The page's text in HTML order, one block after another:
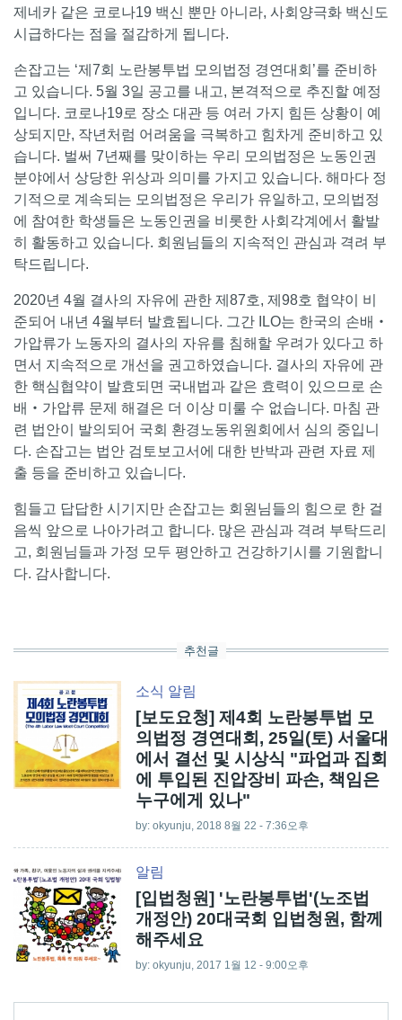
제네카 같은 코로나19 백신 뿐만 아니라, 사회양극화 백신도
시급하다는 점을 절감하게 됩니다.
손잡고는 ‘제7회 노란봉투법 모의법정 경연대회’를 준비하
고 있습니다. 5월 3일 공고를 내고, 본격적으로 추진할 예정
입니다. 코로나19로 장소 대관 등 여러 가지 힘든 상황이 예
상되지만, 작년처럼 어려움을 극복하고 힘차게 준비하고 있
습니다. 벌써 7년째를 맞이하는 우리 모의법정은 노동인권
분야에서 상당한 위상과 의미를 가지고 있습니다. 해마다 정
기적으로 계속되는 모의법정은 우리가 유일하고, 모의법정
에 참여한 학생들은 노동인권을 비롯한 사회각계에서 활발
히 활동하고 있습니다. 회원님들의 지속적인 관심과 격려 부
탁드립니다.
2020년 4월 결사의 자유에 관한 제87호, 제98호 협약이 비
준되어 내년 4월부터 발효됩니다. 그간 ILO는 한국의 손배‧
가압류가 노동자의 결사의 자유를 침해할 우려가 있다고 하
면서 지속적으로 개선을 권고하였습니다. 결사의 자유에 관
한 핵심협약이 발효되면 국내법과 같은 효력이 있으므로 손
배‧가압류 문제 해결은 더 이상 미룰 수 없습니다. 마침 관
련 법안이 발의되어 국회 환경노동위원회에서 심의 중입니
다. 손잡고는 법안 검토보고서에 대한 반박과 관련 자료 제
출 등을 준비하고 있습니다.
힘들고 답답한 시기지만 손잡고는 회원님들의 힘으로 한 걸
음씩 앞으로 나아가려고 합니다. 많은 관심과 격려 부탁드리
고, 회원님들과 가정 모두 평안하고 건강하기시를 기원합니
다. 감사합니다.
추천글
소식 알림
[보도요청] 제4회 노란봉투법 모
의법정 경연대회, 25일(토) 서울대
에서 결선 및 시상식 "파업과 집회
에 투입된 진압장비 파손, 책임은
누구에게 있나"
by: okyunju, 2018 8월 22 - 7:36오후
알림
[입법청원] '노란봉투법'(노조법
개정안) 20대국회 입법청원, 함께
해주세요
by: okyunju, 2017 1월 12 - 9:00오후